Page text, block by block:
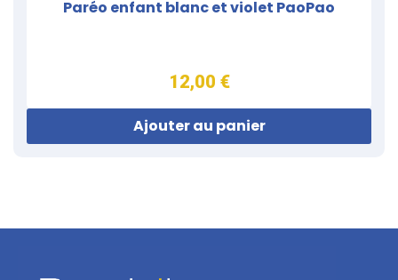
Paréo enfant blanc et violet PaoPao
12,00 €
Ajouter au panier